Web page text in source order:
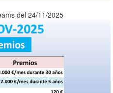
del 24/11/2025